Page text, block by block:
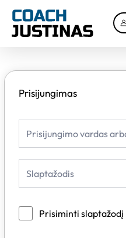
prie
turinio
Prisijungimas
Prisiminti slaptažodį